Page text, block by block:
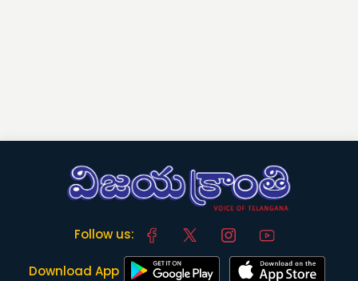
Follow us:
Download App